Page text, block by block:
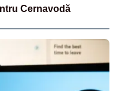
Cernavodă